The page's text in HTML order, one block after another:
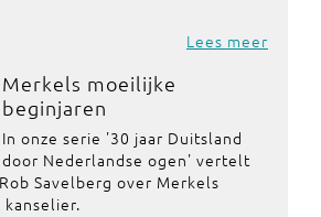
Lees meer
Merkels moeilijke
beginjaren
In onze serie '30 jaar Duitsland
door Nederlandse ogen' vertelt
Savelberg over Merkels